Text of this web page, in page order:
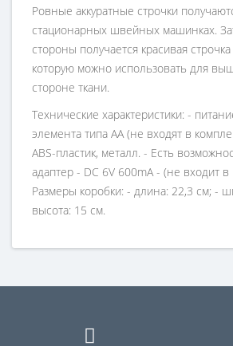
Ровные аккуратные строчки
стационарных швейных машинках.
стороны получается красивая
которую можно использовать для
стороне ткани.
Технические характеристики: -
элемента типа АА (не входят в
ABS-пластик, металл. - Есть
адаптер - DC 6V 600mA - (не входит в
Размеры коробки: - длина: 22,3 см; -
высота: 15 см.